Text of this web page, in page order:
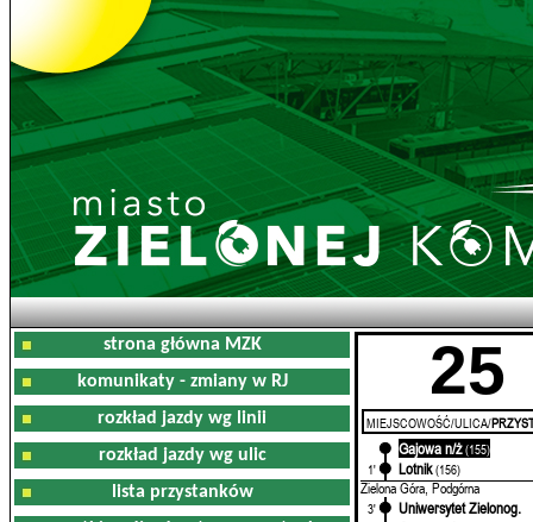
strona główna MZK
komunikaty - zmiany w RJ
rozkład jazdy wg linii
rozkład jazdy wg ulic
lista przystanków
25
MIEJSCOWOŚĆ/ULICA/
Gajowa n/ż (155)
1'
Lotnik (156)
Zielona Góra, Podgórna
3'
Uniwersytet Zielonog.